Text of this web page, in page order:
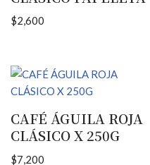
$2,600
CAFÉ ÁGUILA ROJA
CLÁSICO X 250G
$7,200